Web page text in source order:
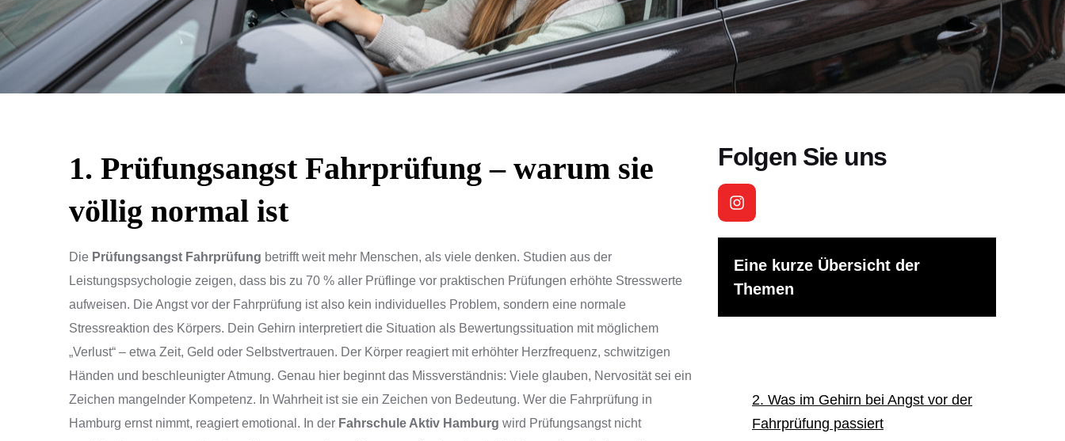
1. Prüfungsangst Fahrprüfung – warum sie
völlig normal ist
Die Prüfungsangst Fahrprüfung betrifft weit mehr Menschen, als viele denken. Studien aus der
Leistungspsychologie zeigen, dass bis zu 70 % aller Prüflinge vor praktischen Prüfungen erhöhte Stresswerte
aufweisen. Die Angst vor der Fahrprüfung ist also kein individuelles Problem, sondern eine normale
Stressreaktion des Körpers. Dein Gehirn interpretiert die Situation als Bewertungssituation mit möglichem
„Verlust“ – etwa Zeit, Geld oder Selbstvertrauen. Der Körper reagiert mit erhöhter Herzfrequenz, schwitzigen
Händen und beschleunigter Atmung. Genau hier beginnt das Missverständnis: Viele glauben, Nervosität sei ein
Zeichen mangelnder Kompetenz. In Wahrheit ist sie ein Zeichen von Bedeutung. Wer die Fahrprüfung in
Hamburg ernst nimmt, reagiert emotional. In der Fahrschule Aktiv Hamburg wird Prüfungsangst nicht
Folgen Sie uns
Eine kurze Übersicht der
Themen
2. Was im Gehirn bei Angst vor der
Fahrprüfung passiert